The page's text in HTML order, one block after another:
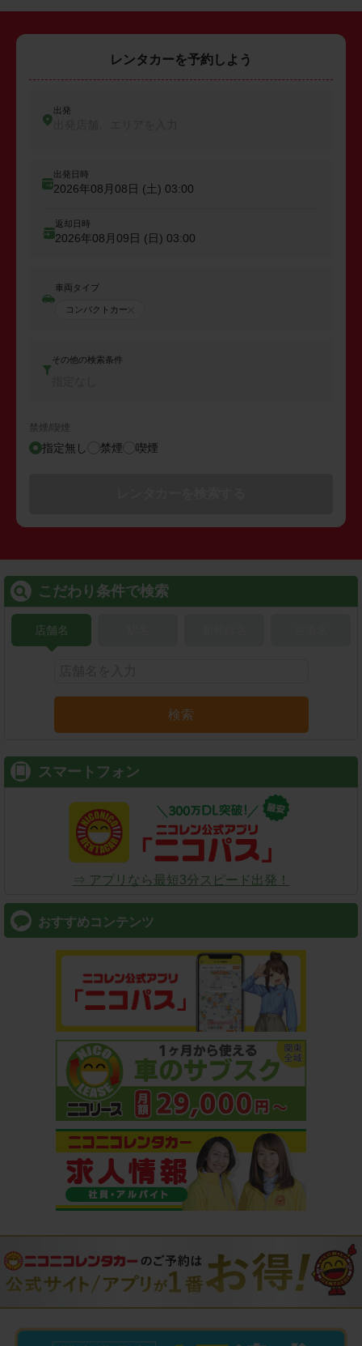
レンタカーを予約しよう
出発
出発日時
2026年08月08日 (土) 03:00
返却日時
2026年08月09日 (日) 03:00
車両タイプ
コンパクトカー
その他の検索条件
禁煙/喫煙
指定無し 禁煙 喫煙
こだわり条件で検索
店舗名
検索
スマートフォン
⇒ アプリなら最短3分スピード出発！
おすすめコンテンツ